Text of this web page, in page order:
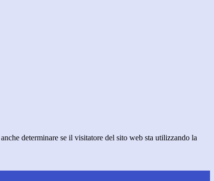
determinare se il visitatore del sito web sta utilizzando la